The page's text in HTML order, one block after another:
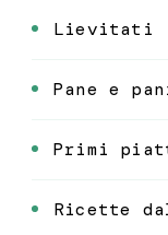
Lievitati
Pane e
Primi
Ricette